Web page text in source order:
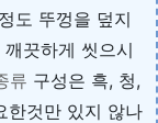
도 뚜껑을 덮지
끗하게 씻으시
류 구성은 흑, 청,
한것만 있지 않나